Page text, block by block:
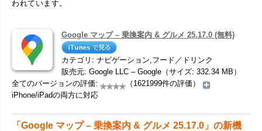
われています。
Google マップ – 乗換案内 & グルメ 25.17.0 (無料)
カテゴリ: ナビゲーション,フード／ドリンク
販売元: Google LLC – Google（サイズ: 332.34 MB）
全てのバージョンの評価:
（1621999件の評価）
iPhone/iPadの両方に対応
「Google マップ – 乗換案内 & グルメ 25.17.0」の新機